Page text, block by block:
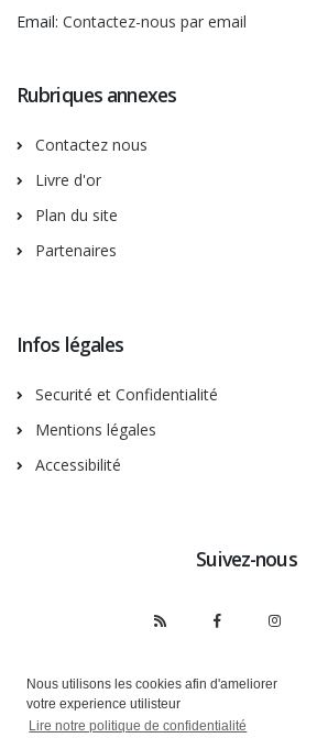
Nous utilisons les cookies afin d'ameliorer
votre experience utilisteur
Lire notre politique de confidentialité
Email: Contactez-nous par email
Rubriques annexes
Contactez nous
Livre d'or
Plan du site
Partenaires
Infos légales
Securité et Confidentialité
Mentions légales
Accessibilité
Suivez-nous